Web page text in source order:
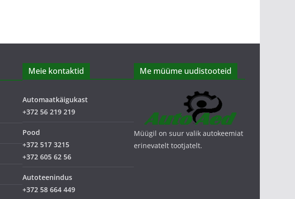
Meie kontaktid
Automaatkäigukast
+372 56 219 219
Pood
+372 517 3215
+372 605 62 56
Autoteenindus
+372 58 664 449
Me müüme uudistooteid
Müügil on suur valik autokeemiat
erinevatelt tootjatelt.